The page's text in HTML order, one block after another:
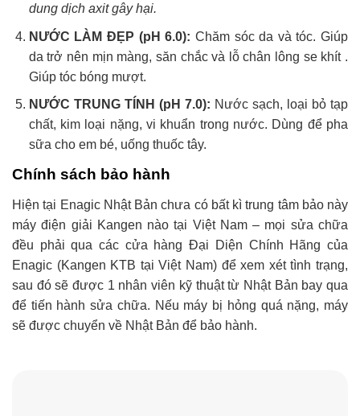
dung dịch axit gây hại.
NƯỚC LÀM ĐẸP (pH 6.0): Chăm sóc da và tóc. Giúp
da trở nên mịn màng, săn chắc và lỗ chân lông se khít .
Giúp tóc bóng mượt.
NƯỚC TRUNG TÍNH (pH 7.0): Nước sạch, loại bỏ tạp
chất, kim loại nặng, vi khuẩn trong nước. Dùng để pha
sữa cho em bé, uống thuốc tây.
Chính sách bảo hành
Hiện tại Enagic Nhật Bản chưa có bất kì trung tâm bảo này
máy điện giải Kangen nào tại Việt Nam – mọi sửa chữa
đều phải qua các cửa hàng Đại Diện Chính Hãng của
Enagic (Kangen KTB tại Việt Nam) để xem xét tình trạng,
sau đó sẽ được 1 nhân viên kỹ thuật từ Nhật Bản bay qua
để tiến hành sửa chữa. Nếu máy bị hỏng quá nặng, máy
sẽ được chuyển về Nhật Bản để bảo hành.